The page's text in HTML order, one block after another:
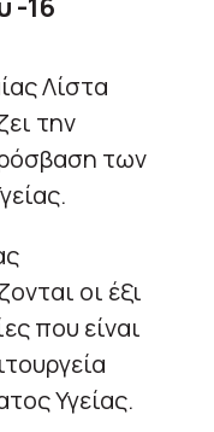
Λίστα
την
των
οι έξι
που είναι
Υγείας.